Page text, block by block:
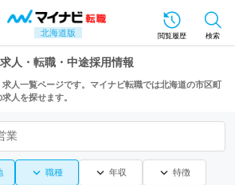
北海道版 閲覧履歴 検索
人・転職・中途採用情報
人一覧ページです。マイナビ転職では北海道の市区町
人を探せます。
業
職種 年収 特徴